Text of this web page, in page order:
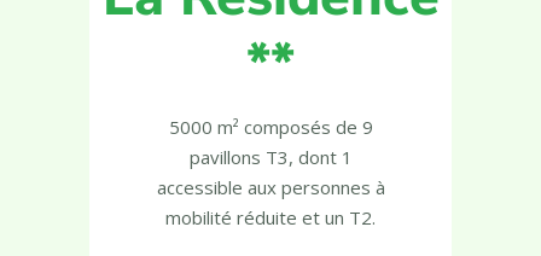
La Résidence
**
5000 m² composés de 9
pavillons T3, dont 1